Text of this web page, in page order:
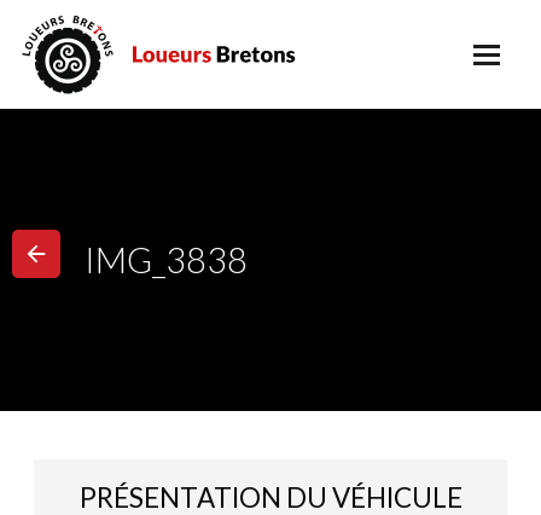
IMG_3838
PRÉSENTATION DU VÉHICULE